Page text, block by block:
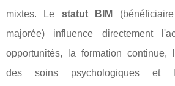
mixtes. Le statut BIM
majorée) influence directement
opportunités, la formation continue,
des soins psychologiques et